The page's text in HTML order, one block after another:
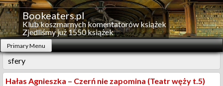
Skip
to
content
Bookeaters.pl
Klub koszmarnych komentatorów książek
Zjedliśmy już 1550 książek
Primary Menu
sfery
Hałas Agnieszka – Czerń nie zapomina (Teatr węży t.5)